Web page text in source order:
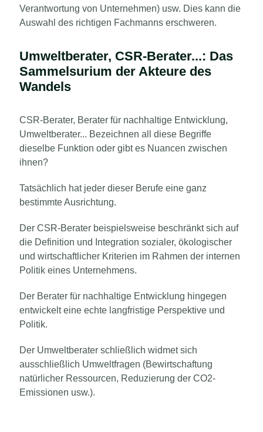
Verantwortung von Unternehmen) usw. Dies kann die
Auswahl des richtigen Fachmanns erschweren.
Umweltberater, CSR-Berater...: Das
Sammelsurium der Akteure des
Wandels
CSR-Berater, Berater für nachhaltige Entwicklung,
Umweltberater... Bezeichnen all diese Begriffe
dieselbe Funktion oder gibt es Nuancen zwischen
ihnen?
Tatsächlich hat jeder dieser Berufe eine ganz
bestimmte Ausrichtung.
Der CSR-Berater beispielsweise beschränkt sich auf
die Definition und Integration sozialer, ökologischer
und wirtschaftlicher Kriterien im Rahmen der internen
Politik eines Unternehmens.
Der Berater für nachhaltige Entwicklung hingegen
entwickelt eine echte langfristige Perspektive und
Politik.
Der Umweltberater schließlich widmet sich
ausschließlich Umweltfragen (Bewirtschaftung
natürlicher Ressourcen, Reduzierung der CO2-
Emissionen usw.).